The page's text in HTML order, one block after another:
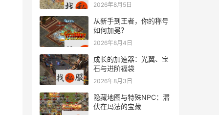
2026年8月5日
从新手到王者，你的称号
如何加冕？
2026年8月4日
成长的加速器：光翼、宝
石与进阶福袋
2026年8月3日
隐藏地图与特殊NPC：潜
伏在玛法的宝藏